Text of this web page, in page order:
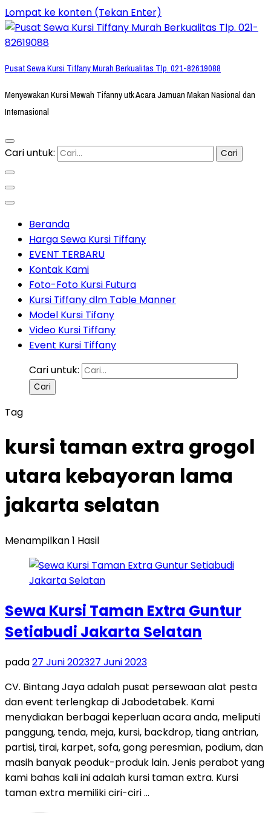
Lompat ke konten (Tekan Enter)
Pusat Sewa Kursi Tiffany Murah Berkualitas Tlp. 021-82619088
Menyewakan Kursi Mewah Tifanny utk Acara Jamuan Makan Nasional dan
Internasional
Cari untuk:
Beranda
Harga Sewa Kursi Tiffany
EVENT TERBARU
Kontak Kami
Foto-Foto Kursi Futura
Kursi Tiffany dlm Table Manner
Model Kursi Tifany
Video Kursi Tiffany
Event Kursi Tiffany
Cari untuk:
Tag
kursi taman extra grogol
utara kebayoran lama
jakarta selatan
Menampilkan 1 Hasil
Sewa Kursi Taman Extra Guntur
Setiabudi Jakarta Selatan
pada27 Juni 202327 Juni 2023
CV. Bintang Jaya adalah pusat persewaan alat pesta
dan event terlengkap di Jabodetabek. Kami
menydiakan berbagai keperluan acara anda, meliputi
panggung, tenda, meja, kursi, backdrop, tiang antrian,
partisi, tirai, karpet, sofa, gong peresmian, podium, dan
masih banyak peoduk-produk lain. Jenis perabot yang
kami bahas kali ini adalah kursi taman extra. Kursi
taman extra memiliki ciri-ciri …